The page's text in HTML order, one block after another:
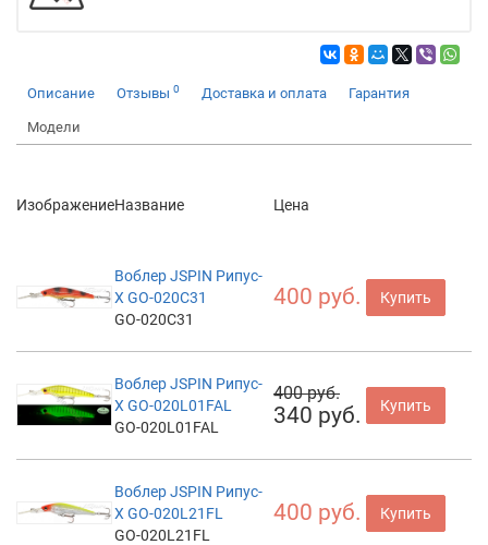
Описание Отзывы 0 Доставка и оплата Гарантия
Модели
ИзображениеНазвание Цена
Воблер JSPIN Рипус-
X GO-020C31
GO-020C31
400 руб. Купить
Воблер JSPIN Рипус-
X GO-020L01FAL
GO-020L01FAL
400 руб.
340 руб. Купить
Воблер JSPIN Рипус-
X GO-020L21FL
GO-020L21FL
400 руб. Купить